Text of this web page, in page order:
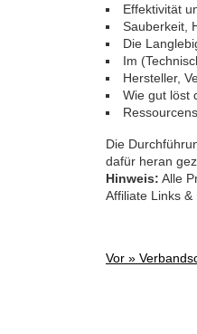
Effektivität
Sauberkeit,
Die
Im
Hersteller,
Wie gut löst
Die
dafür heran
Hinweis: Alle
Affiliate Links &
Post
Vor »